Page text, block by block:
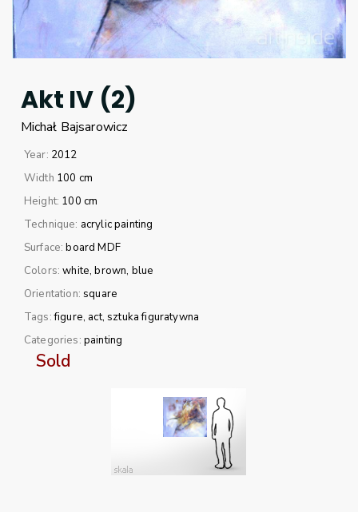
Akt IV (2)
Michał Bajsarowicz
Year: 2012
Width 100 cm
Height: 100 cm
Technique: acrylic painting
Surface:board MDF
Colors:white brown blue
Orientation:square
Tags:figure act sztuka figuratywna
Categories: painting
Sold